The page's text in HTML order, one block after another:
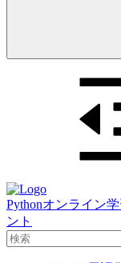
Pythonオンライン
ント